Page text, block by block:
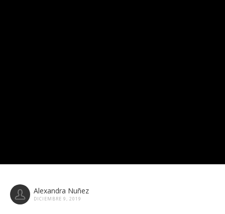
Alexandra Nuñez
DICIEMBRE 9, 2019